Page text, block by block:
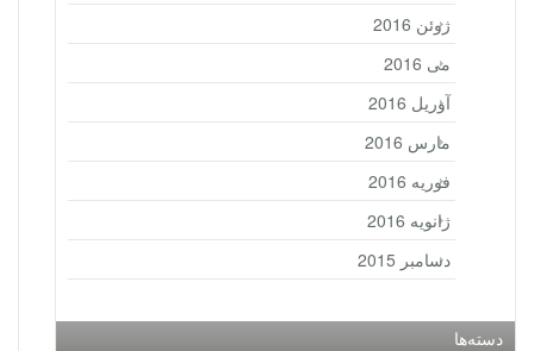
ژوئن 2016
می 2016
آوریل 2016
مارس 2016
فوریه 2016
ژانویه 2016
دسامبر 2015
دسته‌ها